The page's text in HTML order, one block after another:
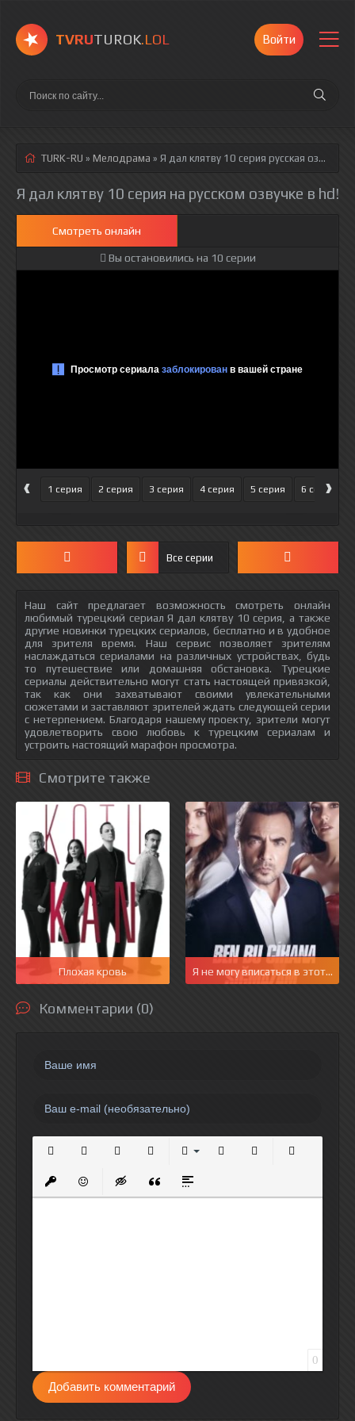
TVRUTUROK.LOL Войти
TURK-RU » Мелодрама » Я дал клятву 10 серия русская озвучка полностью смотреть онлайн!
Я дал клятву 10 серия на русском озвучке в hd!
Смотреть онлайн
Вы остановились на 10 серии
‹ 1 серия 2 серия 3 серия 4 серия 5 серия 6 серия
›
Все серии
Наш сайт предлагает возможность смотреть онлайн
любимый турецкий сериал Я дал клятву 10 серия, а также
другие новинки турецких сериалов, бесплатно и в удобное
для зрителя время. Наш сервис позволяет зрителям
наслаждаться сериалами на различных устройствах, будь
то путешествие или домашняя обстановка. Турецкие
сериалы действительно могут стать настоящей привязкой,
так как они захватывают своими увлекательными
сюжетами и заставляют зрителей ждать следующей серии
с нетерпением. Благодаря нашему проекту, зрители могут
удовлетворить свою любовь к турецким сериалам и
устроить настоящий марафон просмотра.
Смотрите также
Плохая кровь Я не могу вписаться в этот мир
Комментарии (0)
Вставить защищенную ссылку
Вставить смайлик
Вставка скрытого текста
Вставка цитаты
Вставка спойлера
0
Добавить комментарий